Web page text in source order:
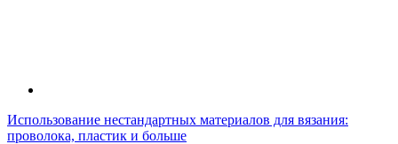
Использование нестандартных материалов для вязания:
проволока, пластик и больше